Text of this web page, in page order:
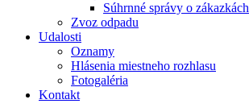
Súhrnné správy o zákazkách
Zvoz odpadu
Udalosti
Oznamy
Hlásenia miestneho rozhlasu
Fotogaléria
Kontakt